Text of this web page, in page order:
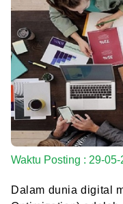
Waktu Posting : 29-
Dalam dunia digital